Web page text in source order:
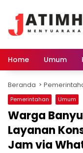
Home Umum
Beranda
Pemerintahan Umum
Warga
Layanan
Jam via